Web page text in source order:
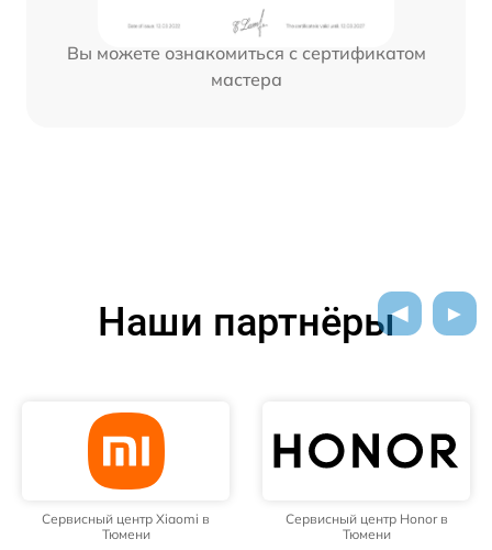
Вы можете ознакомиться с сертификатом
мастера
Наши партнёры
Сервисный центр Xiaomi в
Тюмени
Сервисный центр Honor в
Тюмени